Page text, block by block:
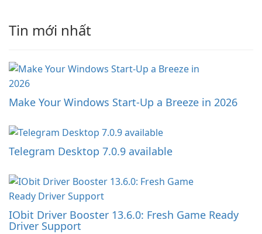
Tin mới nhất
Make Your Windows Start-Up a Breeze in 2026
Telegram Desktop 7.0.9 available
IObit Driver Booster 13.6.0: Fresh Game Ready
Driver Support